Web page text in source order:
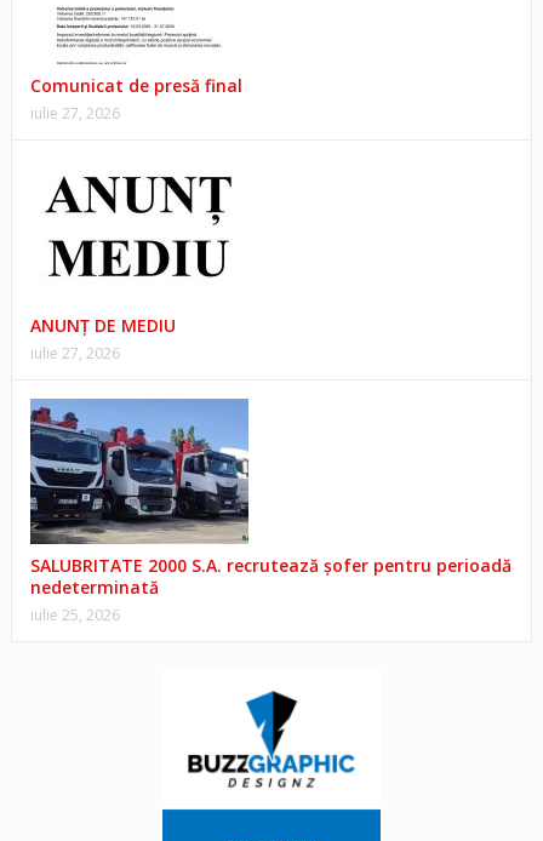
Comunicat de presă final
iulie 27, 2026
ANUNŢ DE MEDIU
iulie 27, 2026
SALUBRITATE 2000 S.A. recrutează șofer pentru perioadă
nedeterminată
iulie 25, 2026